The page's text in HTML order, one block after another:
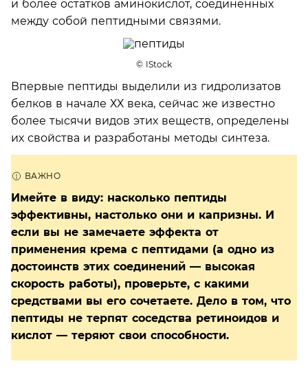
и более остатков аминокислот, соединенных
между собой пептидными связями.
© IStock
Впервые пептиды выделили из гидролизатов
белков в начале ХХ века, сейчас же известно
более тысячи видов этих веществ, определены
их свойства и разработаны методы синтеза.
Имейте в виду: насколько пептиды
эффективны, настолько они и капризны. И
если вы не замечаете эффекта от
применения крема с пептидами (а одно из
достоинств этих соединений — высокая
скорость работы), проверьте, с какими
средствами вы его сочетаете. Дело в том, что
пептиды не терпят соседства ретиноидов и
кислот — теряют свои способности.